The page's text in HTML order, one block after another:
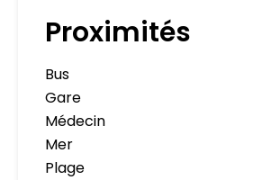
Proximités
Bus
Gare
Médecin
Mer
Plage